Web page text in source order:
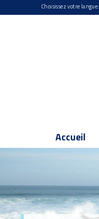
Choisissez votre langue:
Accueil